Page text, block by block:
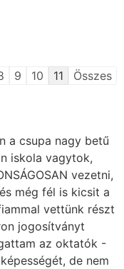
9 10 11
Összes
a csupa nagy betű
iskola vagytok,
vezetni,
még fél is kicsit a
vettünk részt
jogosítványt
az oktatók -
de nem